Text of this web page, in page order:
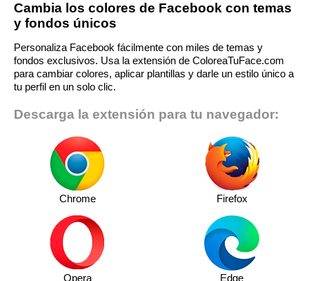
Cambia los colores de Facebook con temas
y fondos únicos
Personaliza Facebook fácilmente con miles de temas y
fondos exclusivos. Usa la extensión de ColoreaTuFace.com
para cambiar colores, aplicar plantillas y darle un estilo único a
tu perfil en un solo clic.
Descarga la extensión para tu navegador:
Chrome Firefox
Opera Edge